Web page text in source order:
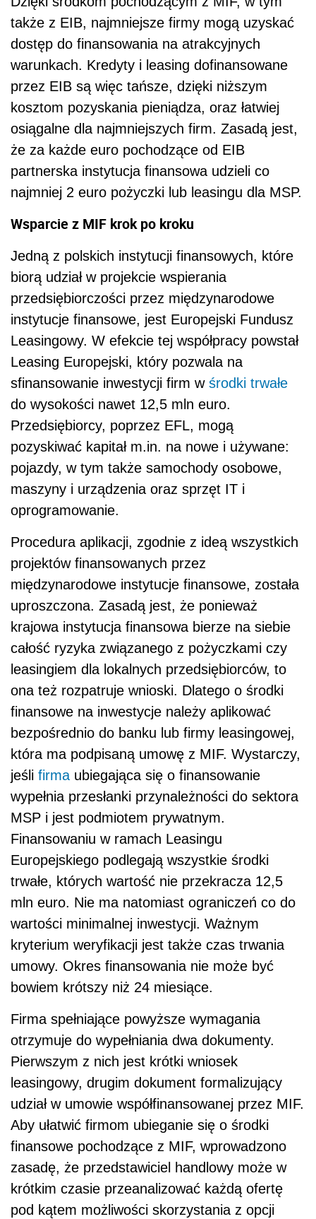
także z EIB, najmniejsze firmy mogą uzyskać
dostęp do finansowania na atrakcyjnych
warunkach. Kredyty i leasing dofinansowane
przez EIB są więc tańsze, dzięki niższym
kosztom pozyskania pieniądza, oraz łatwiej
osiągalne dla najmniejszych firm. Zasadą jest,
że za każde euro pochodzące od EIB
partnerska instytucja finansowa udzieli co
najmniej 2 euro pożyczki lub leasingu dla MSP.
Wsparcie z MIF krok po kroku
Jedną z polskich instytucji finansowych, które
biorą udział w projekcie wspierania
przedsiębiorczości przez międzynarodowe
instytucje finansowe, jest Europejski Fundusz
Leasingowy. W efekcie tej współpracy powstał
Leasing Europejski, który pozwala na
sfinansowanie inwestycji firm w środki trwałe
do wysokości nawet 12,5 mln euro.
Przedsiębiorcy, poprzez EFL, mogą
pozyskiwać kapitał m.in. na nowe i używane:
pojazdy, w tym także samochody osobowe,
maszyny i urządzenia oraz sprzęt IT i
oprogramowanie.
Procedura aplikacji, zgodnie z ideą wszystkich
projektów finansowanych przez
międzynarodowe instytucje finansowe, została
uproszczona. Zasadą jest, że ponieważ
krajowa instytucja finansowa bierze na siebie
całość ryzyka związanego z pożyczkami czy
leasingiem dla lokalnych przedsiębiorców, to
ona też rozpatruje wnioski. Dlatego o środki
finansowe na inwestycje należy aplikować
bezpośrednio do banku lub firmy leasingowej,
która ma podpisaną umowę z MIF. Wystarczy,
jeśli firmaubiegająca się o finansowanie
wypełnia przesłanki przynależności do sektora
MSP i jest podmiotem prywatnym.
Finansowaniu w ramach Leasingu
Europejskiego podlegają wszystkie środki
trwałe, których wartość nie przekracza 12,5
mln euro. Nie ma natomiast ograniczeń co do
wartości minimalnej inwestycji. Ważnym
kryterium weryfikacji jest także czas trwania
umowy. Okres finansowania nie może być
bowiem krótszy niż 24 miesiące.
Firma spełniające powyższe wymagania
otrzymuje do wypełniania dwa dokumenty.
Pierwszym z nich jest krótki wniosek
leasingowy, drugim dokument formalizujący
udział w umowie współfinansowanej przez MIF.
Aby ułatwić firmom ubieganie się o środki
finansowe pochodzące z MIF, wprowadzono
zasadę, że przedstawiciel handlowy może w
krótkim czasie przeanalizować każdą ofertę
pod kątem możliwości skorzystania z opcji